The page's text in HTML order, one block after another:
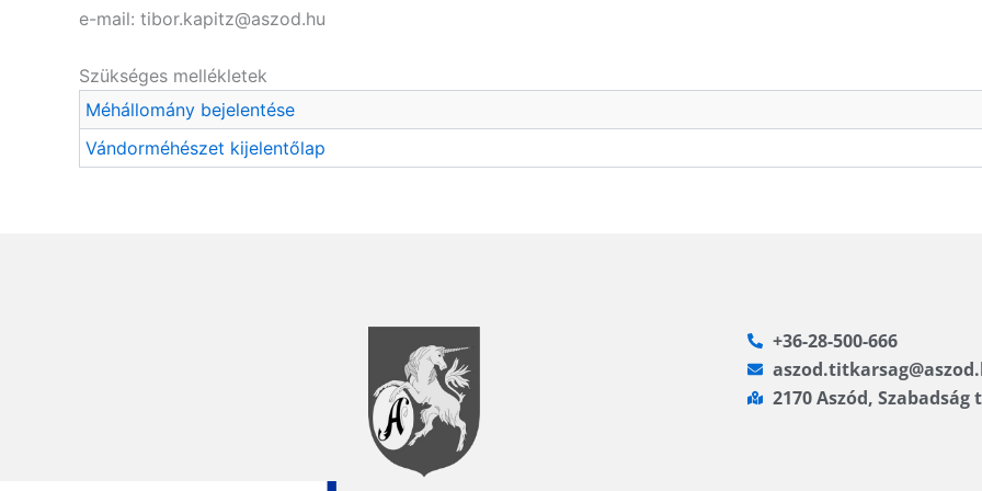
e-mail: tibor.kapitz@aszod.hu
Szükséges mellékletek
Méhállomány bejelentése
Vándorméhészet kijelentőlap
+36-28-500-666
2170 Aszód, Szabadság